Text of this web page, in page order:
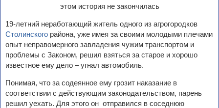
19-летний неработающий житель одного из агрогородков
Столинского района, уже имея за своими молодыми плечами
опыт неправомерного завладения чужим транспортом и
проблемы с Законом, решил взяться за старое и хорошо
известное ему дело – угнал автомобиль.
Понимая, что за содеянное ему грозит наказание в
соответствии с действующим законодательством, парень
решил уехать. Для этого он отправился в соседнюю